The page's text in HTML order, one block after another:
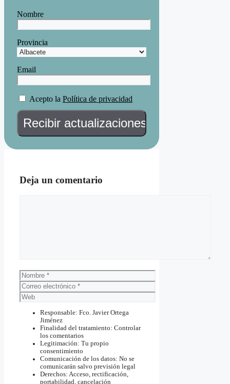
Nombre
Provincia
Email
Acepto la Política de privacidad
Deja un comentario
Nombre
Correo
electrónico
Web
Responsable: Fco. Javier Ortega
Jiménez
Finalidad del tratamiento: Controlar
los comentarios
Legitimación: Tu propio
consentimiento
Comunicación de los datos: No se
comunicarán salvo previsión legal
Derechos: Acceso, rectificación,
portabilidad, cancelación